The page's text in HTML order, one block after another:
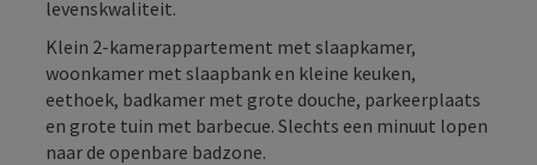
levenskwaliteit.
Klein 2-kamerappartement met slaapkamer,
woonkamer met slaapbank en kleine keuken,
eethoek, badkamer met grote douche, parkeerplaats
en grote tuin met barbecue. Slechts een minuut lopen
naar de openbare badzone.